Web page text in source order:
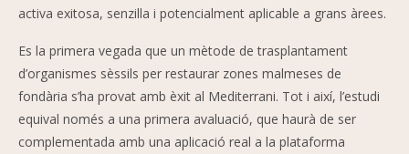
activa exitosa, senzilla i potencialment aplicable a grans àrees.
Es la primera vegada que un mètode de trasplantament
d’organismes sèssils per restaurar zones malmeses de
fondària s’ha provat amb èxit al Mediterrani. Tot i així, l’estudi
equival només a una primera avaluació, que haurà de ser
complementada amb una aplicació real a la plataforma